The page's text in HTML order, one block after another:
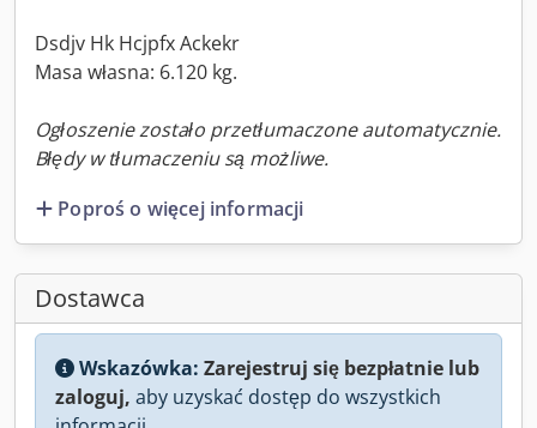
Dsdjv Hk Hcjpfx Ackekr
Masa własna: 6.120 kg.
Ogłoszenie zostało przetłumaczone automatycznie.
Błędy w tłumaczeniu są możliwe.
Poproś o więcej informacji
Dostawca
Wskazówka: Zarejestruj się bezpłatnie lub
zaloguj, aby uzyskać dostęp do wszystkich